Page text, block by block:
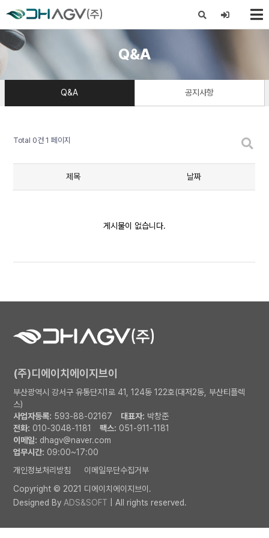
Q&A
Q&A 공지사항
Total 0건 1 페이지
제목 날짜
게시물이 없습니다.
(주)디에이치에이지브이
부산광역시 강서구 유통단지1로 41, 124동 122호(대저2동, 부산티플렉
스)
사업자등록: 593-88-02167 대표자: 박창준
전화: 010-3048-1181 팩스: 051-911-1181
이메일: dhagv@naver.com
업무시간: 09:00~17:00
개인정보처리방침
이메일무단수집거부
Copyright © 2021 디에이치에이지브이.
Designed By ADS&SOFT | All rights reserved.